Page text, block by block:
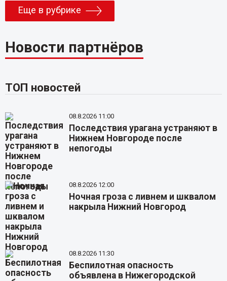
Еще в рубрике
Новости партнёров
ТОП новостей
08.8.2026 11:00
Последствия урагана устраняют в
Нижнем Новгороде после
непогоды
08.8.2026 12:00
Ночная гроза с ливнем и шквалом
накрыла Нижний Новгород
08.8.2026 11:30
Беспилотная опасность
объявлена в Нижегородской